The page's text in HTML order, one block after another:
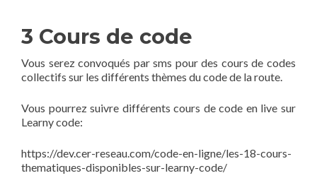
3 Cours de code
Vous serez convoqués par sms pour des cours de codes
collectifs sur les différents thèmes du code de la route.
Vous pourrez suivre différents cours de code en live sur
Learny code:
https://dev.cer-reseau.com/code-en-ligne/les-18-cours-
thematiques-disponibles-sur-learny-code/